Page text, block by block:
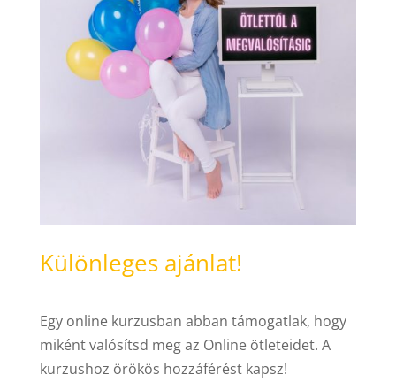
Különleges ajánlat!
Egy online kurzusban abban támogatlak, hogy
miként valósítsd meg az Online ötleteidet. A
kurzushoz örökös hozzáférést kapsz!